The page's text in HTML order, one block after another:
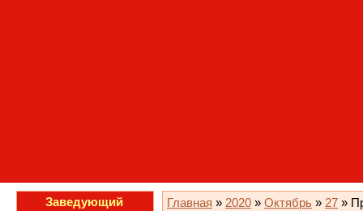
Заведующий Главная » 2020 » Октябрь » 27 »